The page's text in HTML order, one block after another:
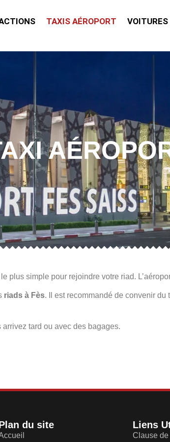
TAXIS AÉROPORT VOITURES
plus simple pour rejoindre votre riad.
riads à Fès. Il est recommandé de convenir du
tard ou avec des bagages.
du site Liens
Clause